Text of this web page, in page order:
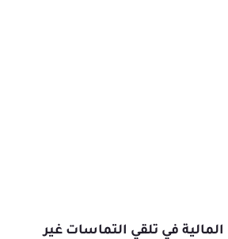
في تلقي التماسات غير